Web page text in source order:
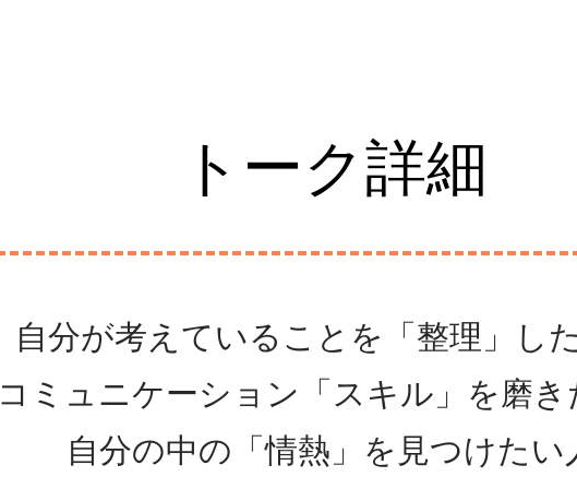
トーク詳細
自分が考えていることを「整理」し
コミュニケーション「スキル」を磨き
自分の中の「情熱」を見つけたい